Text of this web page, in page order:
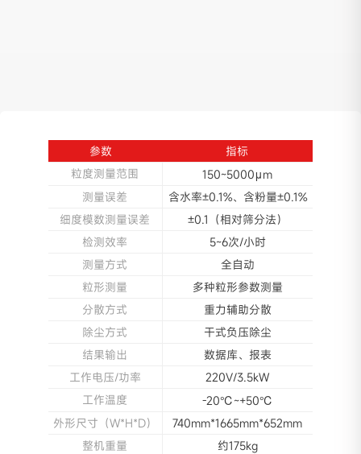
参数
指标
粒度测量范围
150~5000μm
测量误差
含水率±0.1%、含粉量±0.1%
细度模数测量误差
±0.1（相对筛分法）
检测效率
5~6次/小时
测量方式
全自动
粒形测量
多种粒形参数测量
分散方式
重力辅助分散
除尘方式
干式负压除尘
结果输出
数据库、报表
工作电压/功率
220V/3.5kW
工作温度
-20℃~+50℃
外形尺寸（W*H*D）
740mm*1665mm*652mm
整机重量
约175kg